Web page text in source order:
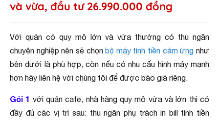
và vừa, đầu tư 26.990.000 đồng
Với quán có quy mô lớn và vừa thường có thu ngân
chuyên nghiệp nên sẽ chọnbộ máy tính tiền cảm ứng như
bên dưới là phù hợp, còn nếu có nhu cấu hình máy mạnh
hơn hãy liên hệ với chúng tôi để được báo giá riêng.
Gói 1 với quán cafe, nhà hàng quy mô vừa và lớn thì có
đầy đủ các vị trí sau: thu ngân phụ trách in bill tính tiền